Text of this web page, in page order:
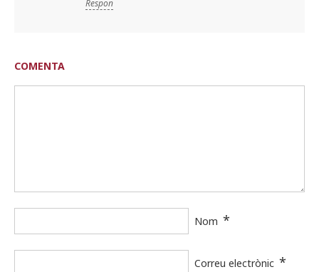
Respon
COMENTA
Nom *
Correu electrònic *